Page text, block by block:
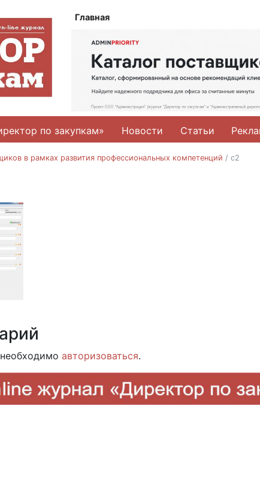
Главная
по закупкам» Новости Статьи
в рамках развития профессиональных компетенций / с2
авторизоваться.